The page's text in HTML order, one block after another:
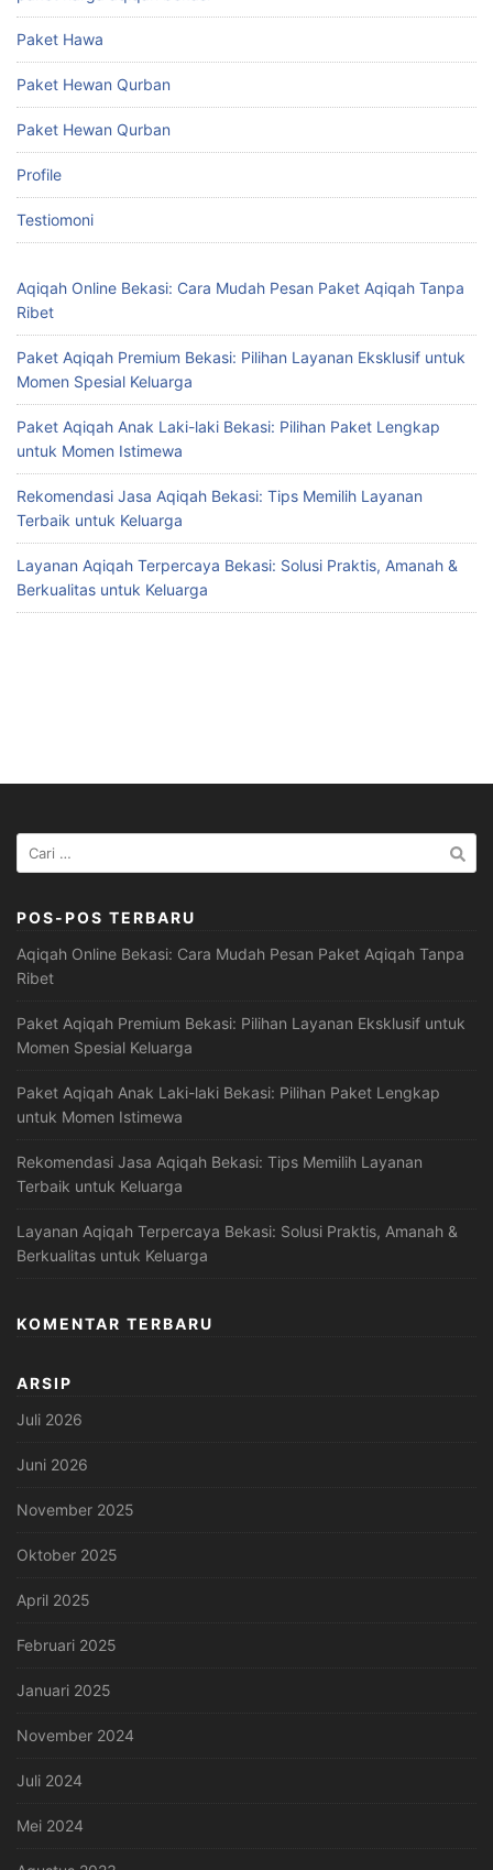
Paket Hawa
Paket Hewan Qurban
Paket Hewan Qurban
Profile
Testiomoni
Aqiqah Online Bekasi: Cara Mudah Pesan Paket Aqiqah Tanpa
Ribet
Paket Aqiqah Premium Bekasi: Pilihan Layanan Eksklusif untuk
Momen Spesial Keluarga
Paket Aqiqah Anak Laki-laki Bekasi: Pilihan Paket Lengkap
untuk Momen Istimewa
Rekomendasi Jasa Aqiqah Bekasi: Tips Memilih Layanan
Terbaik untuk Keluarga
Layanan Aqiqah Terpercaya Bekasi: Solusi Praktis, Amanah &
Berkualitas untuk Keluarga
Cari
untuk:
POS-POS TERBARU
Aqiqah Online Bekasi: Cara Mudah Pesan Paket Aqiqah Tanpa
Ribet
Paket Aqiqah Premium Bekasi: Pilihan Layanan Eksklusif untuk
Momen Spesial Keluarga
Paket Aqiqah Anak Laki-laki Bekasi: Pilihan Paket Lengkap
untuk Momen Istimewa
Rekomendasi Jasa Aqiqah Bekasi: Tips Memilih Layanan
Terbaik untuk Keluarga
Layanan Aqiqah Terpercaya Bekasi: Solusi Praktis, Amanah &
Berkualitas untuk Keluarga
KOMENTAR TERBARU
ARSIP
Juli 2026
Juni 2026
November 2025
Oktober 2025
April 2025
Februari 2025
Januari 2025
November 2024
Juli 2024
Mei 2024